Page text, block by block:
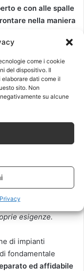
come i cookie
del dispositivo. Il
dati come il
sito. Non
su alcune
e con alle spalle
nella maniera
ma anche
poter contare su
siano in grado di
dall’utente; è
preventivo ed
più vicina a quella
24 ore,
è possibile
esigenze.
di impianti
fondamentale
ed affidabile